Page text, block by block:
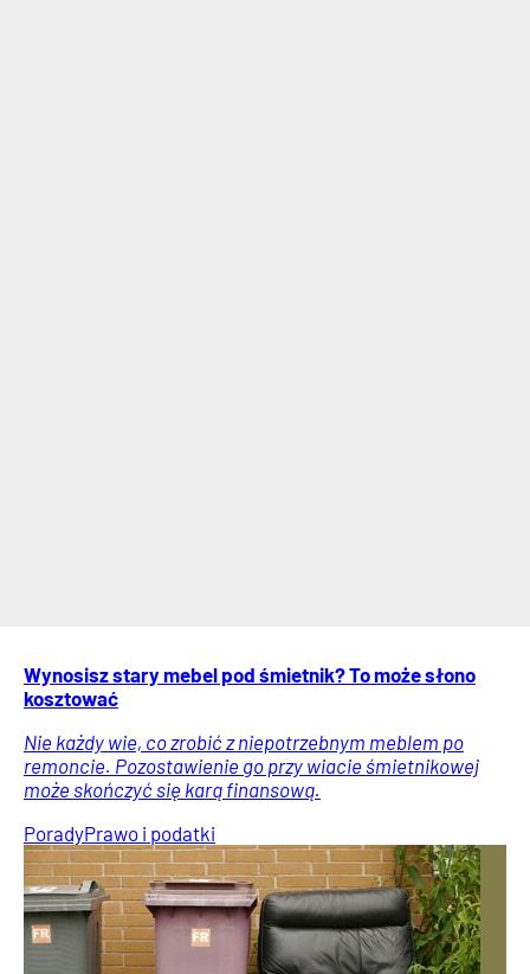
Wynosisz stary mebel pod śmietnik? To może słono
kosztować
Nie każdy wie, co zrobić z niepotrzebnym meblem po
remoncie. Pozostawienie go przy wiacie śmietnikowej
może skończyć się karą finansową.
PoradyPrawo i podatki